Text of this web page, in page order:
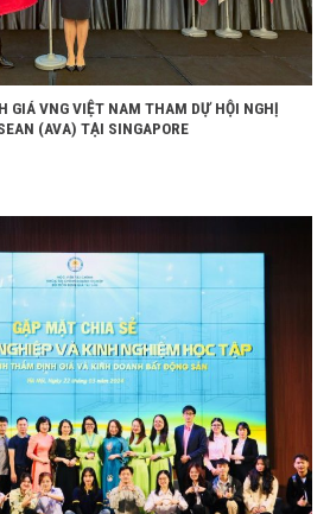
GIÁ VNG VIỆT NAM THAM DỰ HỘI NGHỊ
(AVA) TẠI SINGAPORE